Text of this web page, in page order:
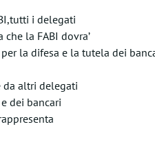
i delegati
la FABI dovra’
la difesa e la tutela dei
da altri delegati
dei bancari